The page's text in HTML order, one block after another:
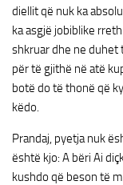
diellit që nuk ka
ka asgjë jobiblike
shkruar dhe ne duhet
për të gjithë në atë
botë do të thonë që
këdo.
Prandaj, pyetja nuk
është kjo: A bëri Ai
kushdo që beson të